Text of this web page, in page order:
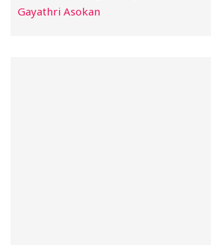
Gayathri Asokan